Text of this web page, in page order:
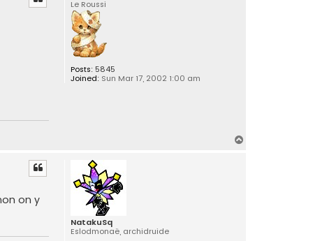
Le Roussi
Posts: 5845
Joined: Sun Mar 17, 2002 1:00 am
NatakuSq
Eslodmonaë, archidruide
on y